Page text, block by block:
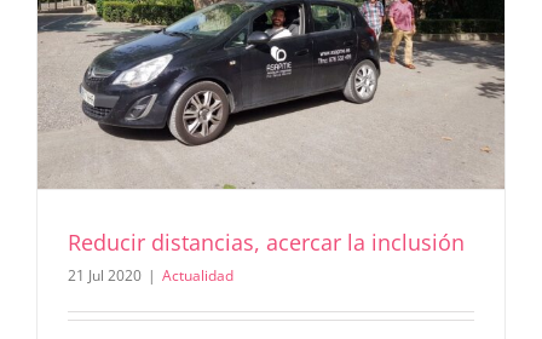
Reducir distancias, acercar la inclusión
21 Jul 2020 | Actualidad